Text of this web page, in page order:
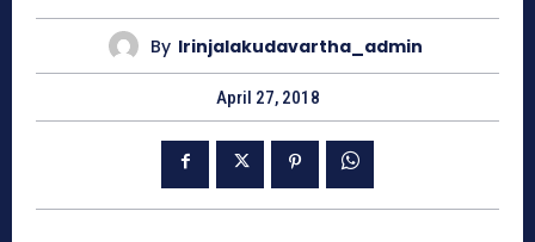
By Irinjalakudavartha_admin
April 27, 2018